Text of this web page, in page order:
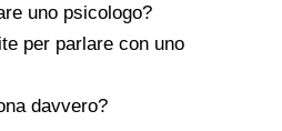
uno psicologo?
per parlare con uno
davvero?